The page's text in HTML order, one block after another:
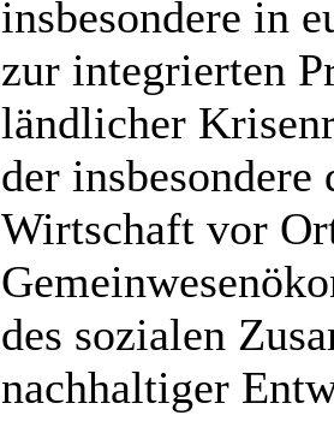
insbesondere in
zur integrierten
ländlicher
der
Wirtschaft vor
des sozialen
nachhaltiger